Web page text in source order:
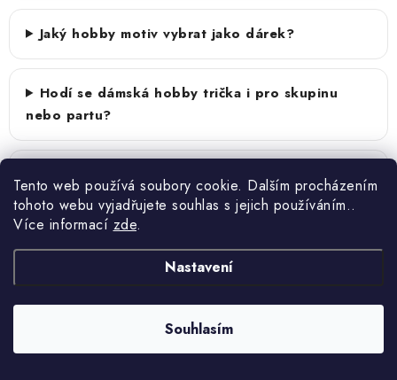
Tento web používá soubory cookie. Dalším procházením
tohoto webu vyjadřujete souhlas s jejich používáním..
Více informací zde.
Nastavení
Souhlasím
Jaký hobby motiv vybrat jako dárek?
Hodí se dámská hobby trička i pro skupinu
nebo partu?
Najdu hobby motivy i na jiných produktech než
na tričku?
Připravíte návrh před výrobou?